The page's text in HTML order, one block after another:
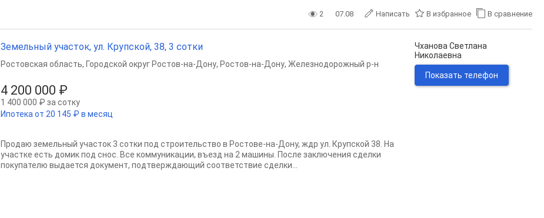
2 07.08 Написать В избранное В сравнение
Земельный участок, ул. Крупской, 38, 3 сотки
4 200 000 ₽
1 400 000 ₽ за сотку
Ипотека от 20 145 ₽ в месяц
Ростовская область, Городской округ Ростов-на-Дону, Ростов-на-Дону, Железнодорожный р-н
Продаю земельный участок 3 сотки под строительство в Ростове-на-Дону, ждр ул. Крупской 38. На
участке есть домик под снос. Все коммуникации, въезд на 2 машины. После заключения сделки
покупателю выдается документ, подтверждающий соответствие сделки...
Чханова Светлана
Николаевна
Показать телефон